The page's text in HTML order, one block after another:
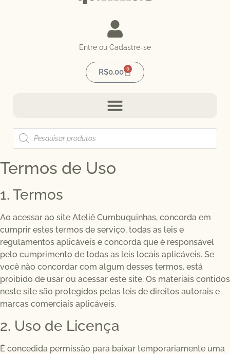
Entre ou Cadastre-se
R$0,00 0
Termos de Uso
1. Termos
Ao acessar ao site Ateliê Cumbuquinhas, concorda em
cumprir estes termos de serviço, todas as leis e
regulamentos aplicáveis ​​e concorda que é responsável
pelo cumprimento de todas as leis locais aplicáveis. Se
você não concordar com algum desses termos, está
proibido de usar ou acessar este site. Os materiais contidos
neste site são protegidos pelas leis de direitos autorais e
marcas comerciais aplicáveis.
2. Uso de Licença
É concedida permissão para baixar temporariamente uma